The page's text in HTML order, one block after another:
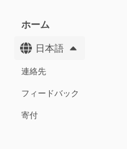
ホーム
日本語
連絡先
フィードバック
寄付